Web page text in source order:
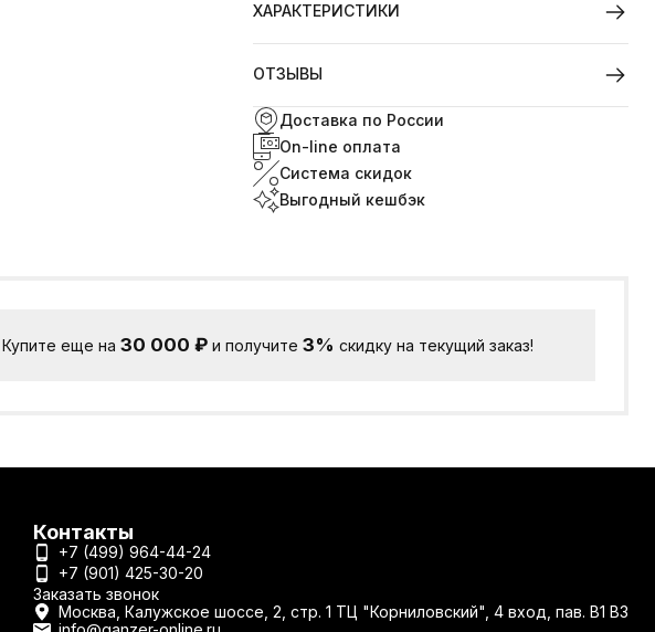
ХАРАКТЕРИСТИКИ
ОТЗЫВЫ
Доставка по России
On-line оплата
Система скидок
Выгодный кешбэк
Купите еще на30 000₽ и получите3% скидку на текущий заказ!
Контакты
+7 (499) 964-44-24
+7 (901) 425-30-20
Заказать звонок
Москва, Калужское шоссе, 2, стр. 1 ТЦ "Корниловский", 4 вход, пав. В1 В3